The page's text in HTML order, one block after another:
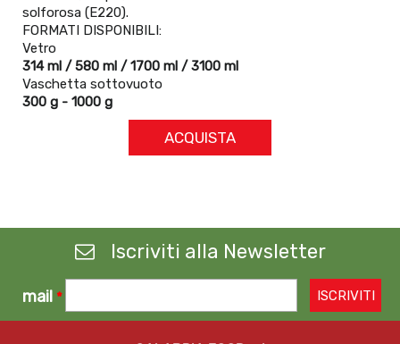
solforosa (E220).
FORMATI DISPONIBILI:
Vetro
314 ml / 580 ml / 1700 ml / 3100 ml
Vaschetta sottovuoto
300 g - 1000 g
ACQUISTA
Iscriviti alla Newsletter
mail *